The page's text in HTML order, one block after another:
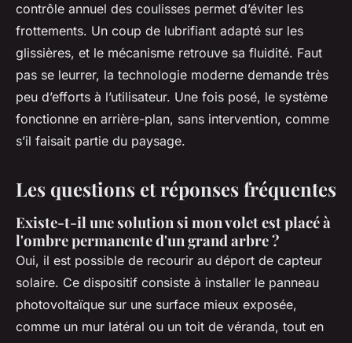
contrôle annuel des coulisses permet d’éviter les
frottements. Un coup de lubrifiant adapté sur les
glissières, et le mécanisme retrouve sa fluidité. Faut
pas se leurrer, la technologie moderne demande très
peu d’efforts à l’utilisateur. Une fois posé, le système
fonctionne en arrière-plan, sans intervention, comme
s’il faisait partie du paysage.
Les questions et réponses fréquentes
Existe-t-il une solution si mon volet est placé à
l'ombre permanente d'un grand arbre ?
Oui, il est possible de recourir au déport de capteur
solaire. Ce dispositif consiste à installer le panneau
photovoltaïque sur une surface mieux exposée,
comme un mur latéral ou un toit de véranda, tout en